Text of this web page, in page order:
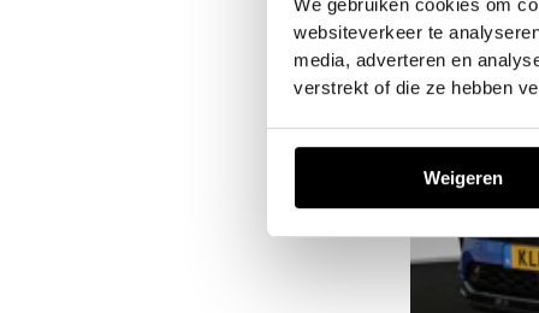
We gebruiken cookies om
websiteverkeer te
media, adverteren en
verstrekt of die ze hebben
Weigeren